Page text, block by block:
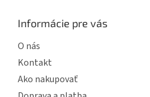
Informácie pre vás
O nás
Kontakt
Ako nakupovať